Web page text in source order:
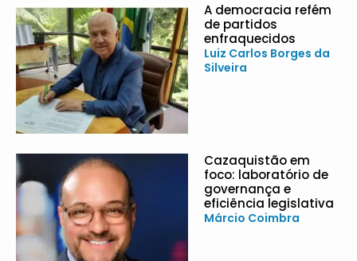
A democracia refém
de partidos
enfraquecidos
Luiz Carlos Borges da
Silveira
Cazaquistão em
foco: laboratório de
governança e
eficiência legislativa
Márcio Coimbra